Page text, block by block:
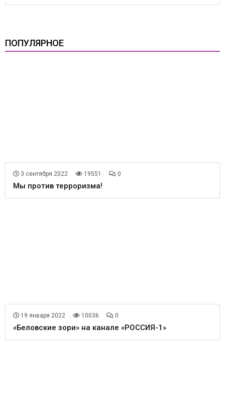
ПОПУЛЯРНОЕ
3 сентября 2022 19551 0
Мы против терроризма!
19 января 2022 10036 0
«Беловские зори» на канале «РОССИЯ-1»